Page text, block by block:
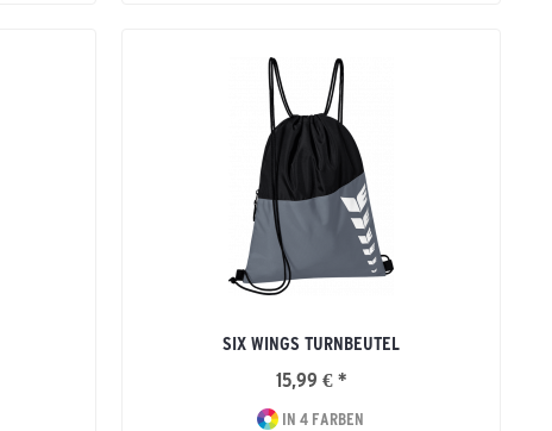
SIX WINGS TURNBEUTEL
15,99 € *
IN 4 FARBEN